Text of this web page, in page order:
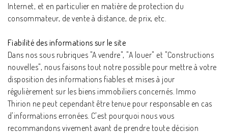
Internet, et en particulier en matière de protection du
consommateur, de vente à distance, de prix, etc.
Fiabilité des informations sur le site
Dans nos sous rubriques "A vendre", "A louer" et "Constructions
nouvelles", nous faisons tout notre possible pour mettre à votre
disposition des informations fiables et mises à jour
régulièrement sur les biens immobiliers concernés. Immo
Thirion ne peut cependant être tenue pour responsable en cas
d'informations erronées. C'est pourquoi nous vous
recommandons vivement avant de prendre toute décision